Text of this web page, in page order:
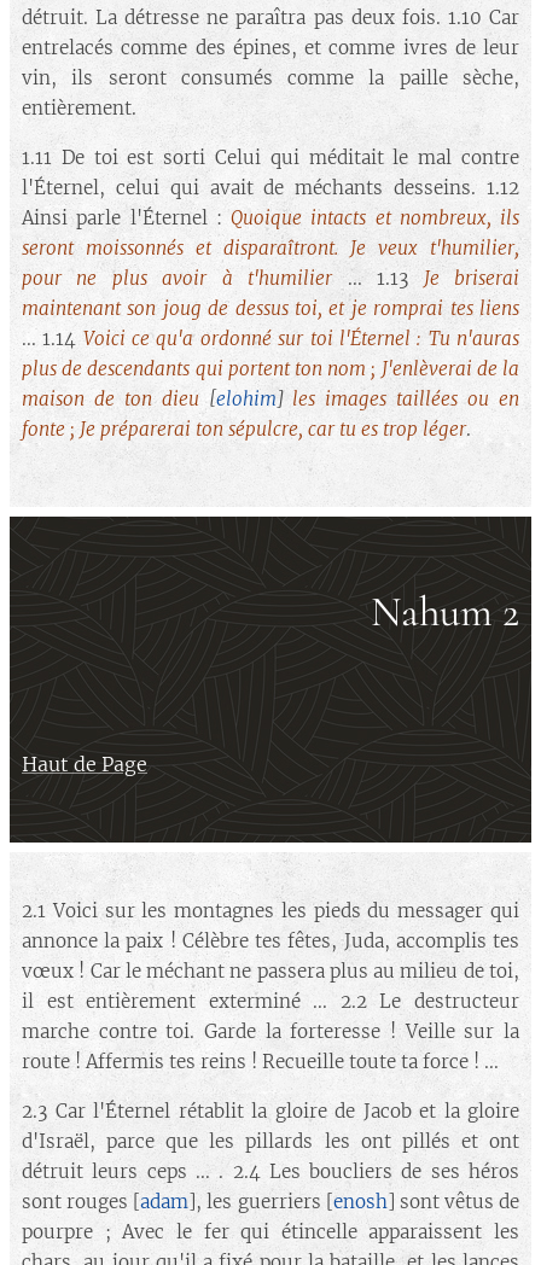
détruit. La détresse ne paraîtra pas deux fois. 1.10 Car
entrelacés comme des épines, et comme ivres de leur
vin, ils seront consumés comme la paille sèche,
entièrement.
1.11 De toi est sorti Celui qui méditait le mal contre
l'Éternel, celui qui avait de méchants desseins. 1.12
Ainsi parle l'Éternel :Quoique intacts et nombreux, ils
seront moissonnés et disparaîtront. Je veux t'humilier,
pour ne plus avoir à t'humilier... 1.13Je briserai
maintenant son joug de dessus toi, et je romprai tes liens
... 1.14 Voici ce qu'a ordonné sur toi l'Éternel : Tu n'auras
plus de descendants qui portent ton nom ; J'enlèverai de la
maison de ton dieu[elohim] les images taillées ou en
fonte ; Je préparerai ton sépulcre, car tu es trop léger.
Nahum 2
Haut de Page
2.1 Voici sur les montagnes les pieds du messager qui
annonce la paix ! Célèbre tes fêtes, Juda, accomplis tes
vœux ! Car le méchant ne passera plus au milieu de toi,
il est entièrement exterminé ... 2.2 Le destructeur
marche contre toi. Garde la forteresse ! Veille sur la
route ! Affermis tes reins ! Recueille toute ta force ! ...
2.3 Car l'Éternel rétablit la gloire de Jacob et la gloire
d'Israël, parce que les pillards les ont pillés et ont
détruit leurs ceps ... . 2.4 Les boucliers de ses héros
sont rouges [adam], les guerriers [enosh] sont vêtus de
pourpre ; Avec le fer qui étincelle apparaissent les